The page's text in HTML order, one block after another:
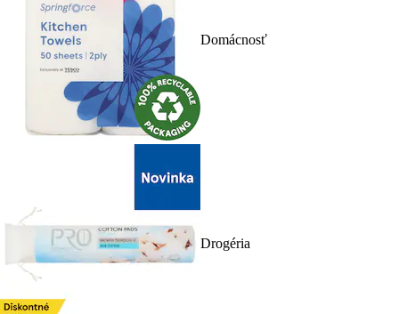
Domácnosť
Drogéria